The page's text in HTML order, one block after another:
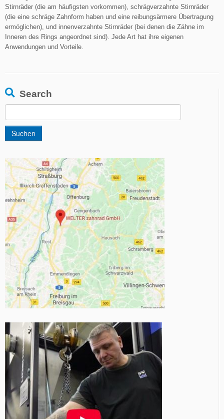
Stirnräder (die am häufigsten vorkommen), schrägverzahnte Stirnräder
(die eine schräge Zahnform haben und eine reibungsärmere Übertragung
ermöglichen), und innenverzahnte Stirnräder (bei denen die Zähne im
Inneren des Rings angeordnet sind). Jede Art hat ihre eigenen
Anwendungen und Vorteile.
Search
Suchen
nach: